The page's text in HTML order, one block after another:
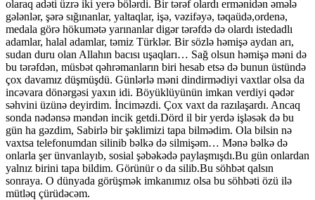
olaraq adəti üzrə iki yerə bölərdi. Bir tərəf olardı ermənidən əmələ
gələnlər, şərə sığınanlar, yaltaqlar, işə, vəzifəyə, təqaüdə,ordenə,
medala görə hökumətə yarınanlar digər tərəfdə də olardı istedadlı
adamlar, halal adamlar, təmiz Türklər. Bir sözlə həmişə aydan arı,
sudan duru olan Allahın bacısı uşaqları… Sağ olsun həmişə məni də
bu tərəfdən, müsbət qəhrəmanların biri hesab etsə də bunun üstündə
çox davamız düşmüşdü. Günlərlə məni dindirmədiyi vaxtlar olsa da
incəvara dönərgəsi yaxın idi. Böyüklüyünün imkan verdiyi qədər
səhvini üzünə deyirdim. İnciməzdi. Çox vaxt da razılaşardı. Ancaq
sonda nədənsə məndən incik getdi.Dörd il bir yerdə işləsək də bu
gün ha gəzdim, Sabirlə bir şəklimizi tapa bilmədim. Ola bilsin nə
vaxtsa telefonumdan silinib bəlkə də silmişəm… Mənə bəlkə də
onlarla şer ünvanlayıb, sosial şəbəkədə paylaşmışdı.Bu gün onlardan
yalnız birini tapa bildim. Görünür o da silib.Bu söhbət qalsın
sonraya. O dünyada görüşmək imkanımız olsa bu söhbəti özü ilə
mütləq çürüdəcəm.